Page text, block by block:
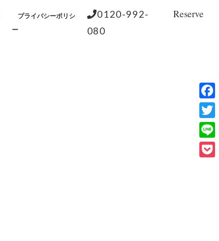
0120-992-
080
Reserve
プライバシーポリシ
ー
Line